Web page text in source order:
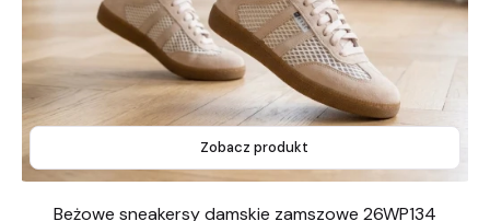
Zobacz produkt
Beżowe sneakersy damskie zamszowe 26WP134